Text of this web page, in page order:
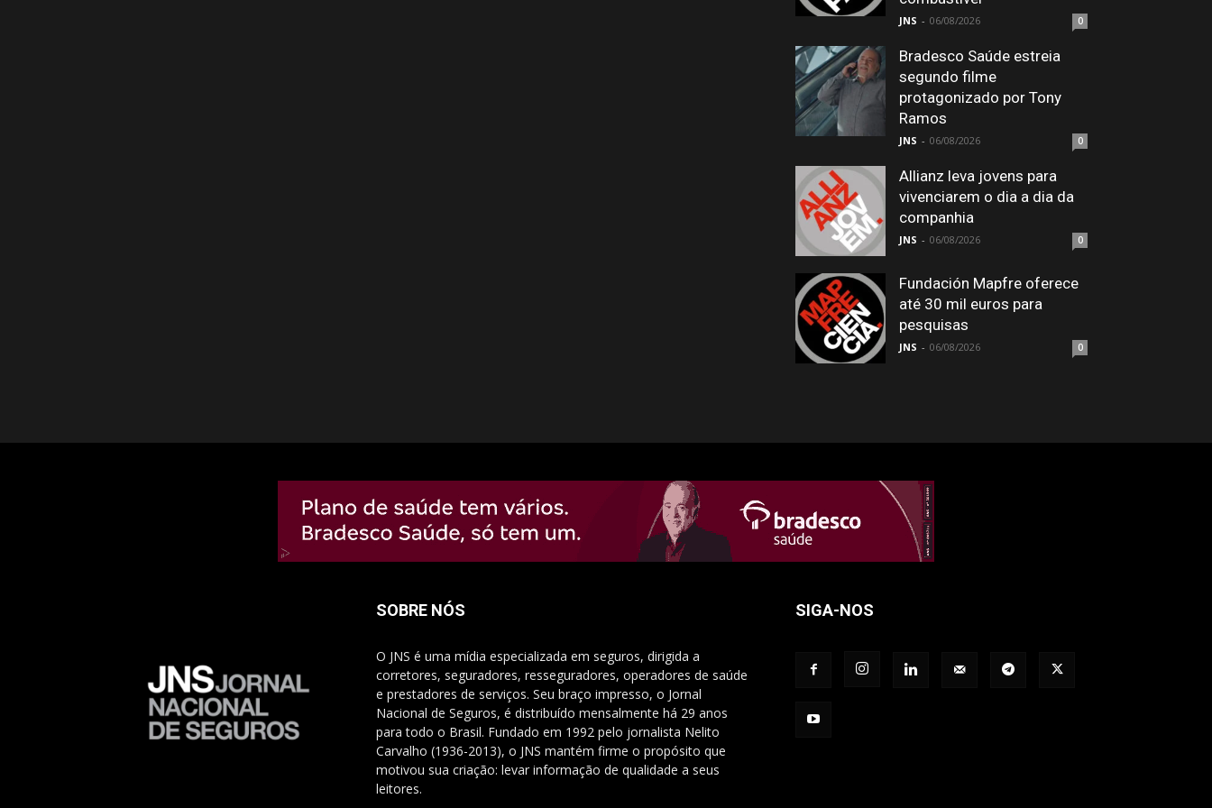
JNS - 06/08/2026 0
Bradesco Saúde estreia
segundo filme
protagonizado por Tony
Ramos
JNS - 06/08/2026 0
Allianz leva jovens para
vivenciarem o dia a dia da
companhia
JNS - 06/08/2026 0
Fundación Mapfre oferece
até 30 mil euros para
pesquisas
JNS - 06/08/2026 0
SOBRE NÓS
O JNS é uma mídia especializada em seguros, dirigida a
corretores, seguradores, resseguradores, operadores de saúde
e prestadores de serviços. Seu braço impresso, o Jornal
Nacional de Seguros, é distribuído mensalmente há 29 anos
para todo o Brasil. Fundado em 1992 pelo jornalista Nelito
Carvalho (1936-2013), o JNS mantém firme o propósito que
motivou sua criação: levar informação de qualidade a seus
leitores.
SIGA-NOS